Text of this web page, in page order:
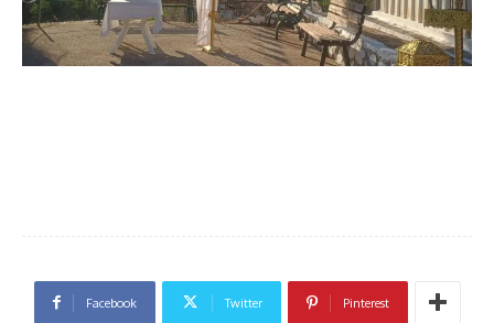
Facebook Twitter Pinterest